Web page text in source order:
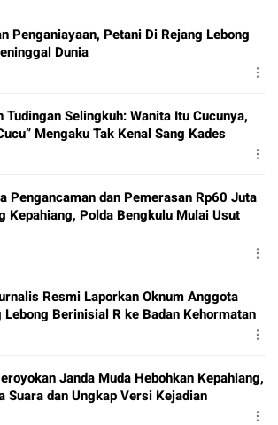
Penganiayaan, Petani Di Rejang Lebong
Dunia
Tudingan Selingkuh: Wanita Itu Cucunya,
Mengaku Tak Kenal Sang Kades
Pengancaman dan Pemerasan Rp60 Juta
Kepahiang, Polda Bengkulu Mulai Usut
Resmi Laporkan Oknum Anggota
Lebong Berinisial R ke Badan Kehormatan
Janda Muda Hebohkan Kepahiang,
Suara dan Ungkap Versi Kejadian